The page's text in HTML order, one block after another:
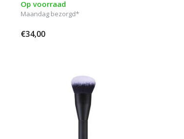
Op voorraad
Maandag bezorgd*
€34,00